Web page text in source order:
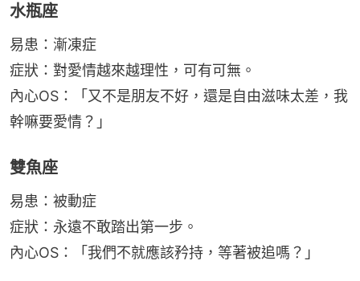
水瓶座
易患：漸凍症
症狀：對愛情越來越理性，可有可無。
內心OS：「又不是朋友不好，還是自由滋味太差，我
幹嘛要愛情？」
雙魚座
易患：被動症
症狀：永遠不敢踏出第一步。
內心OS：「我們不就應該矜持，等著被追嗎？」